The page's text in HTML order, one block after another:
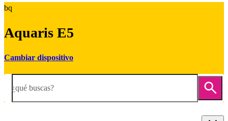
bq
Aquaris E5
Cambiar dispositivo
¿qué buscas?